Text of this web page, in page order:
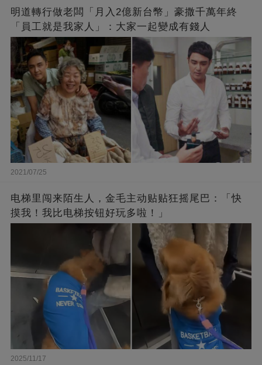
明道轉行做老闆「月入2億新台幣」豪撒千萬年終
「員工就是我家人」：大家一起變成有錢人
2021/07/25
电梯里闯来陌生人，金毛主动贴贴狂摇尾巴：「快
摸我！我比电梯按钮好玩多啦！」
2025/11/17